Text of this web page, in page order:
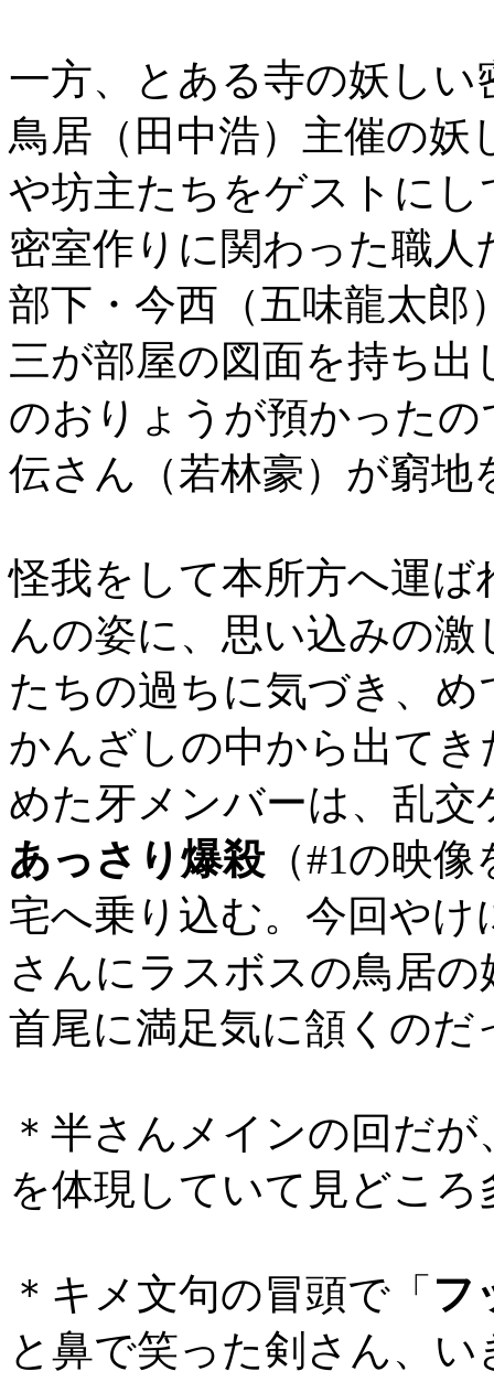
一方、とある寺の妖し
鳥居（田中浩）主催の妖
や坊主たちをゲストに
密室作りに関わった職
部下・今西（五味龍太郎
三が部屋の図面を持ち
のおりょうが預かった
伝さん（若林豪）が窮地
怪我をして本所方へ運
んの姿に、思い込みの
たちの過ちに気づき、
かんざしの中から出て
めた牙メンバーは、乱
あっさり爆殺 （#1の映
宅へ乗り込む。今回や
さんにラスボスの鳥居
首尾に満足気に頷くのだ
＊半さんメインの回だ
を体現していて見どころ
＊キメ文句の冒頭で「 フ
と鼻で笑った剣さん、